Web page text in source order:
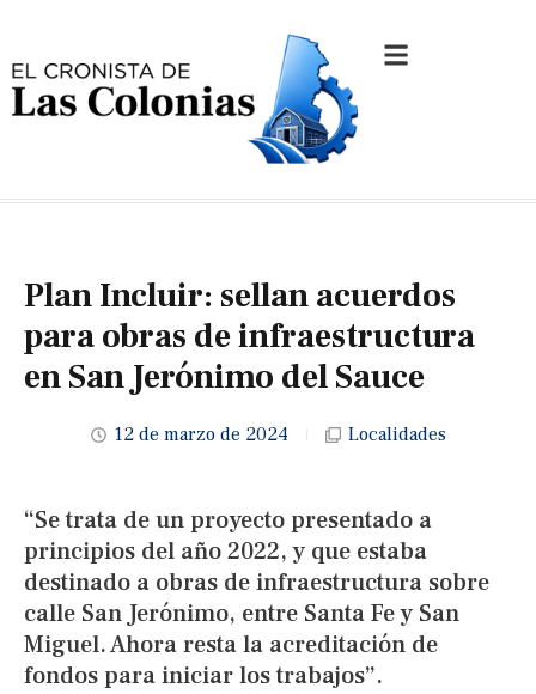
Plan Incluir: sellan acuerdos
para obras de infraestructura
en San Jerónimo del Sauce
12 de marzo de 2024 Localidades
“Se trata de un proyecto presentado a
principios del año 2022, y que estaba
destinado a obras de infraestructura sobre
calle San Jerónimo, entre Santa Fe y San
Miguel. Ahora resta la acreditación de
fondos para iniciar los trabajos”.